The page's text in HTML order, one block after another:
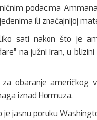
podacima
ili značajnijoj
sati nakon što je
na južni Iran, u
obaranje američkog
iznad Hormuza.
jasnu poruku